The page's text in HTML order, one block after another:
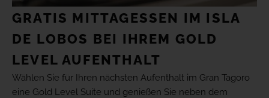
GRATIS MITTAGESSEN IM ISLA
DE LOBOS BEI IHREM GOLD
LEVEL AUFENTHALT
Wählen Sie für Ihren nächsten Aufenthalt im Gran Tagoro
eine Gold Level Suite und genießen Sie neben dem